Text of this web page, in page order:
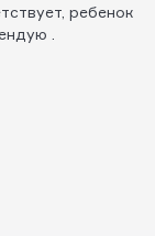
ребенок
.